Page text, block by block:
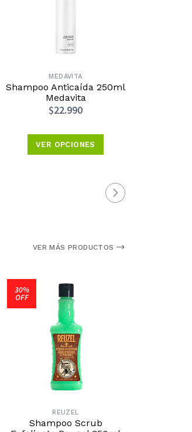
MEDAVITA
Shampoo Anticaída 250ml
Medavita
$22.990
VER OPCIONES
VER MÁS PRODUCTOS
30%
OFF
REUZEL
Shampoo Scrub